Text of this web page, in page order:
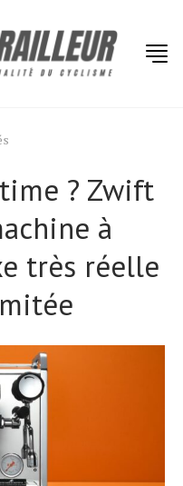
? Zwift
à
très réelle